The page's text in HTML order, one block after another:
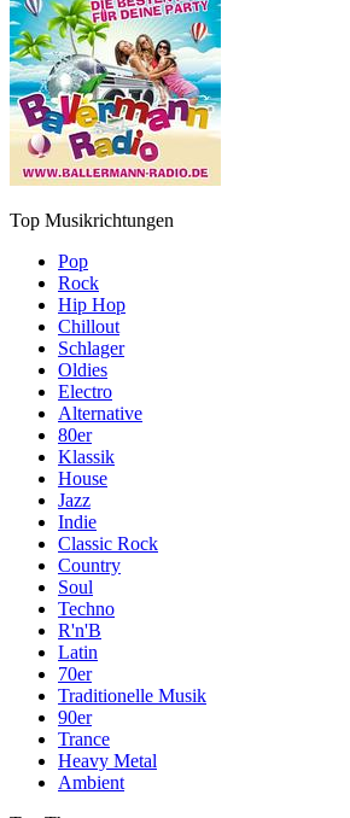
Top Musikrichtungen
Pop
Rock
Hip Hop
Chillout
Schlager
Oldies
Electro
Alternative
80er
Klassik
House
Jazz
Indie
Classic Rock
Country
Soul
Techno
R'n'B
Latin
70er
Traditionelle Musik
90er
Trance
Heavy Metal
Ambient